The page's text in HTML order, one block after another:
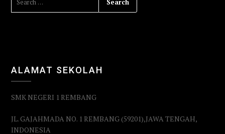
ALAMAT SEKOLAH
SMK NEGERI 1 REMBANG
JL. GAJAHMADA NO. 1 REMBANG (59201),JAWA TENGAH,
INDONESIA